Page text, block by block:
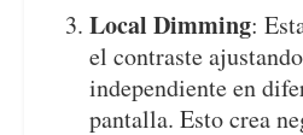
Local Dimming:
el contraste
independiente en
pantalla. Esto crea